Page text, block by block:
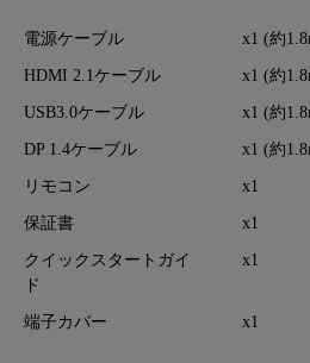
電源ケーブル x1 (約
HDMI 2.1ケーブル x1 (約
USB3.0ケーブル x1 (約
DP 1.4ケーブル x1 (約
リモコン x1
保証書 x1
クイックスタートガイ
ド
x1
端子カバー x1